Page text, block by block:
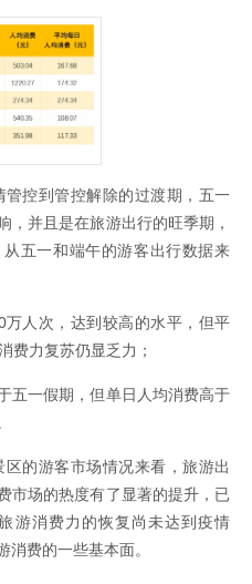
控到管控解除的过渡期，五一
，并且是在旅游出行的旺季期，
五一和端午的游客出行数据来
人次，达到较高的水平，但平
费力复苏仍显乏力；
五一假期，但单日人均消费高于
的游客市场情况来看，旅游出
市场的热度有了显著的提升，已
游消费力的恢复尚未达到疫情
费的一些基本面。